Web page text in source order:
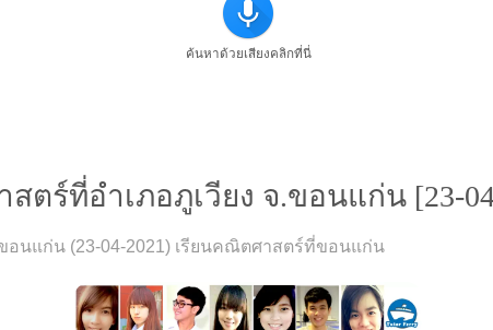
ค้นหาด้วยเสียงคลิกที่นี่
ร์ที่อำเภอภูเวียง จ.ขอนแก่น [23-
นแก่น (23-04-2021) เรียนคณิตศาสตร์ที่ขอนแก่น